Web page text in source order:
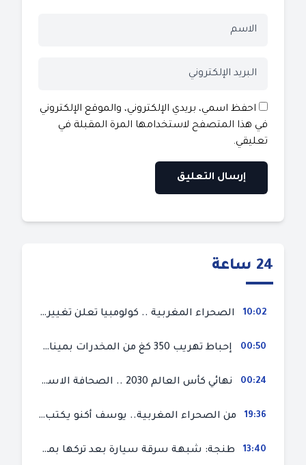
احفظ اسمي، بريدي الإلكتروني، والموقع الإلكتروني
في هذا المتصفح لاستخدامها المرة المقبلة في
تعليقي.
24 ساعة
10:02 الصحراء المغربية .. كولومبيا تعلن تغييرا في موقفها وتعترف بسيادة المغرب على صحرائه
00:50 إحباط تهريب 350 كغ من المخدرات بميناء طنجة المتوسط
00:24 نهائي كأس العالم 2030 .. الصحافة الاسبانية قلقة من حسم الملف لصالح المغرب و”تتهم رئيس الفيفا”
19:36 من الصحراء المغربية.. يوسف أكنو يكتب عن أزمة سبتة المحتلة ويؤكد ان الهجرة السرية ليست حلا وبناء الوطن هو الخيار الأفضل
13:40 طنجة: شبهة سرقة سيارة بعد تركها بمحل ميكانيك للإصلاح